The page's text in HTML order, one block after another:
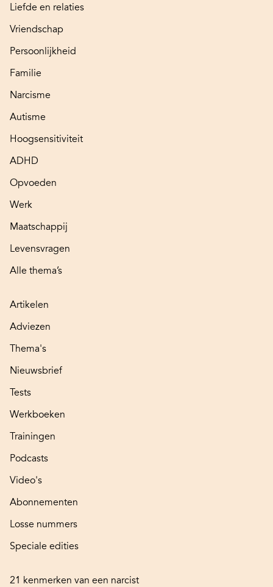
Liefde en relaties
Vriendschap
Persoonlijkheid
Familie
Narcisme
Autisme
Hoogsensitiviteit
ADHD
Opvoeden
Werk
Maatschappij
Levensvragen
Alle thema’s
Artikelen
Adviezen
Thema's
Nieuwsbrief
Tests
Werkboeken
Trainingen
Podcasts
Video's
Abonnementen
Losse nummers
Speciale edities
21 kenmerken van een narcist